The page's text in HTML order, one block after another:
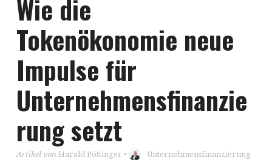
Wie die
Tokenökonomie neue
Impulse für
Unternehmensfinanzie
rung setzt
Artikel von Harald Pöttinger • Unternehmensfinanzierung